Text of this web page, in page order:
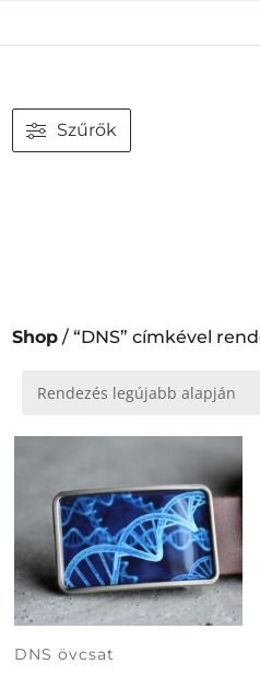
Shop / “DNS” címkével
DNS övcsat
Szűrők
YOUR